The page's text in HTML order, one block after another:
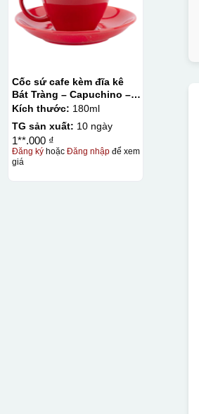
Cốc sứ cafe kèm đĩa kê
Bát Tràng – Capuchino –
men màu – 180ml
Kích thước: 180ml
TG sản xuất: 10 ngày
1**.000 ₫
Đăng ký hoặcĐăng nhập để xem
giá